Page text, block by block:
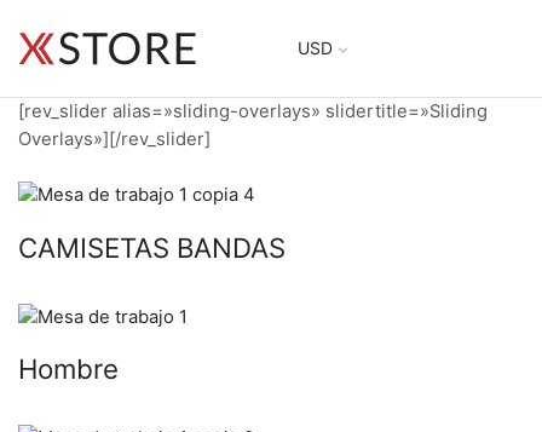
USD
[rev_slider alias=»sliding-overlays» slidertitle=»Sliding
Overlays»][/rev_slider]
CAMISETAS BANDAS
Hombre